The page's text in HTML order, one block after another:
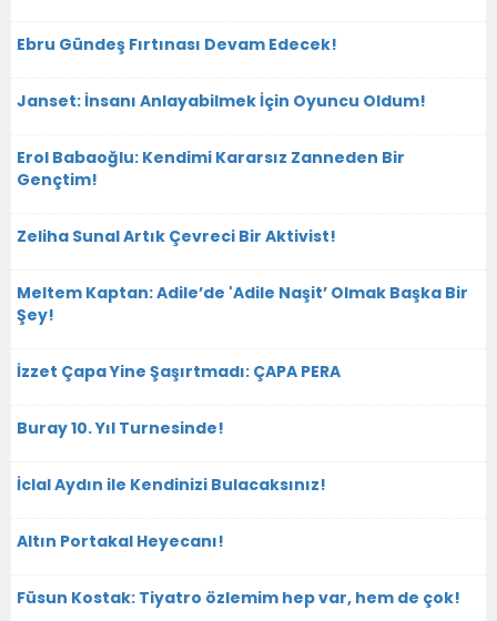
Ebru Gündeş Fırtınası Devam Edecek!
Janset: İnsanı Anlayabilmek İçin Oyuncu Oldum!
Erol Babaoğlu: Kendimi Kararsız Zanneden Bir
Gençtim!
Zeliha Sunal Artık Çevreci Bir Aktivist!
Meltem Kaptan: Adile’de 'Adile Naşit’ Olmak Başka Bir
Şey!
İzzet Çapa Yine Şaşırtmadı: ÇAPA PERA
Buray 10. Yıl Turnesinde!
İclal Aydın ile Kendinizi Bulacaksınız!
Altın Portakal Heyecanı!
Füsun Kostak: Tiyatro özlemim hep var, hem de çok!